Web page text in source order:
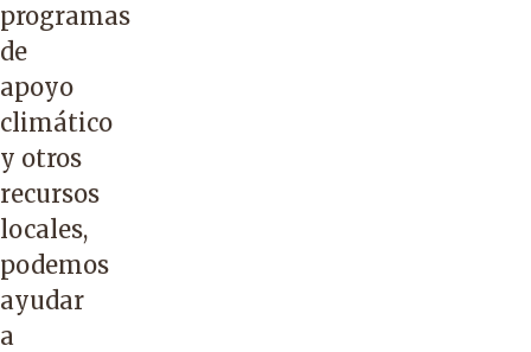
programas
de
apoyo
climático
y otros
recursos
locales,
podemos
ayudar
a